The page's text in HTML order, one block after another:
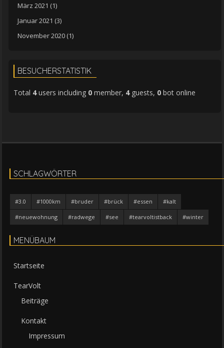
März 2021 (1)
Januar 2021 (3)
November 2020 (1)
BESUCHERSTATISTIK
Total 4users including 0 member, 4guests, 0 bot online
SCHLAGWÖRTER
#3.0 #1000km #bruder #brück #essen #kalt
#neuewohnung #radwege #see #tearvoltistback #winter
MENÜBAUM
Startseite
TearVolt
Beiträge
Kontakt
Impressum